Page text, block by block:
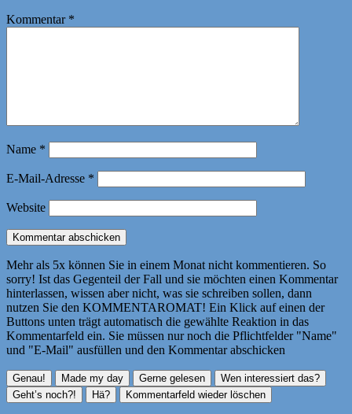
Kommentar *
Name *
E-Mail-Adresse *
Website
Mehr als 5x können Sie in einem Monat nicht kommentieren. So
sorry! Ist das Gegenteil der Fall und sie möchten einen Kommentar
hinterlassen, wissen aber nicht, was sie schreiben sollen, dann
nutzen Sie den KOMMENTAROMAT! Ein Klick auf einen der
Buttons unten trägt automatisch die gewählte Reaktion in das
Kommentarfeld ein. Sie müssen nur noch die Pflichtfelder "Name"
und "E-Mail" ausfüllen und den Kommentar abschicken